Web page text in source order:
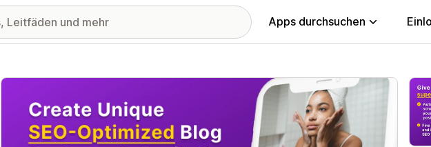
Apps durchsuchen
Vorgestellte Bildergalerie